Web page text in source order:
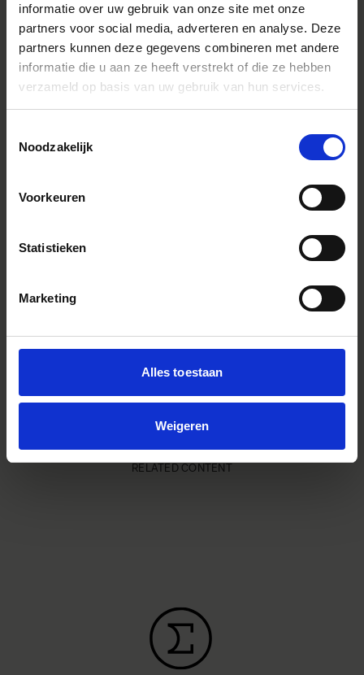
informatie over uw gebruik van onze site met onze
partners voor social media, adverteren en analyse. Deze
partners kunnen deze gegevens combineren met andere
informatie die u aan ze heeft verstrekt of die ze hebben
verzameld op basis van uw gebruik van hun services.
Noodzakelijk
Voorkeuren
Statistieken
Marketing
Alles toestaan
Weigeren
SIGMA 100-400mm F5-6.3 DG DN OS | Contemporary
RELATED CONTENT